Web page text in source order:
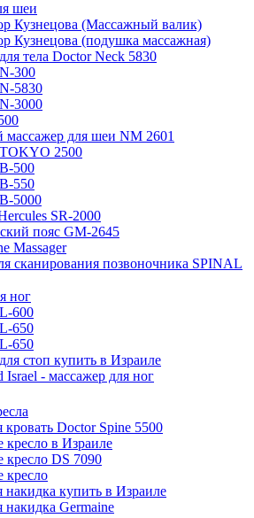
шеи
Кузнецова (Массажный валик)
Кузнецова (подушка массажная)
тела Doctor Neck 5830
300
5830
3000
массажер для шеи NM 2601
2500
500
550
5000
SR-2000
пояс GM-2645
Massager
сканирования позвоночника SPINAL
ног
600
650
650
стоп купить в Израиле
Israel - массажер для ног
Doctor Spine 5500
кресло в Израиле
кресло DS 7090
кресло
накидка купить в Израиле
Germaine